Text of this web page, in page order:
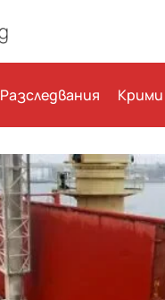
Разследвания Крими